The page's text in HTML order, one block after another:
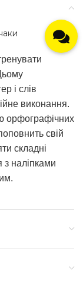
і слів
виконання.
орфографічних
свій
складні
з наліпками